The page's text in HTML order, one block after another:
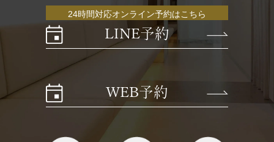
24時間対応オンライン予約はこちら
LINE予約
WEB予約